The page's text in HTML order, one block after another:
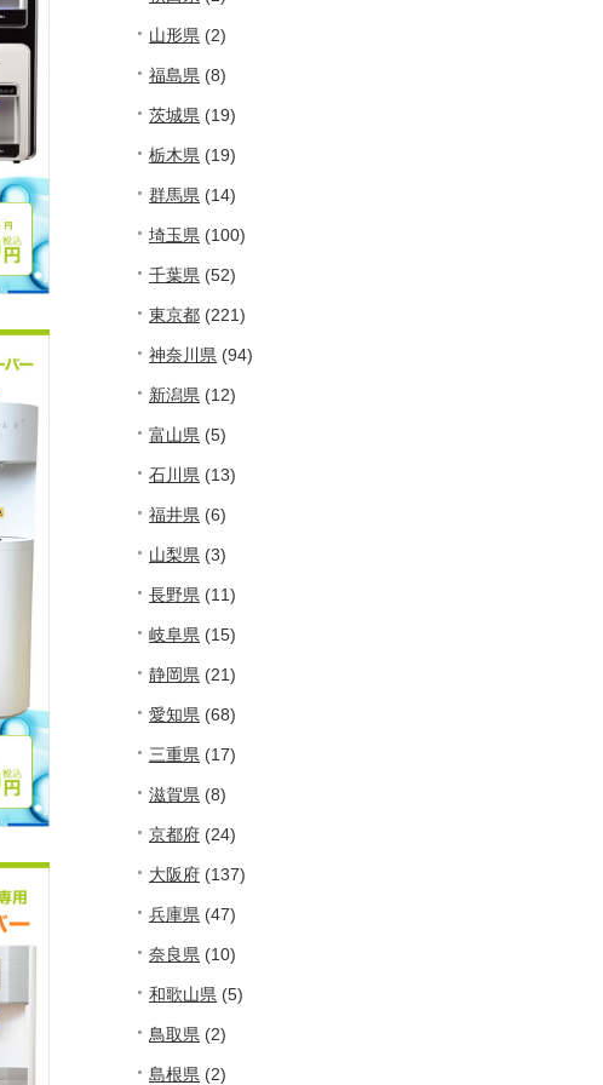
山形県 (2)
福島県 (8)
茨城県 (19)
栃木県 (19)
群馬県 (14)
埼玉県 (100)
千葉県 (52)
東京都 (221)
神奈川県 (94)
新潟県 (12)
富山県 (5)
石川県 (13)
福井県 (6)
山梨県 (3)
長野県 (11)
岐阜県 (15)
静岡県 (21)
愛知県 (68)
三重県 (17)
滋賀県 (8)
京都府 (24)
大阪府 (137)
兵庫県 (47)
奈良県 (10)
和歌山県 (5)
鳥取県 (2)
島根県 (2)